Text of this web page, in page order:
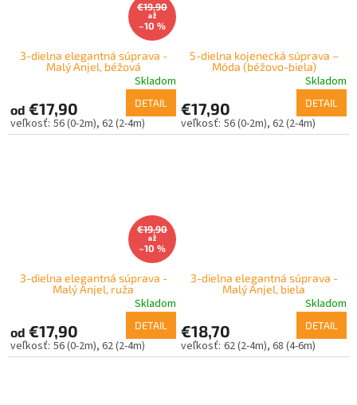
€19,90
až
–10 %
3-dielna elegantná súprava -
Malý Anjel, béžová
Skladom
od €17,90 DETAIL
56 (0-2m) 62 (2-4m)
5-dielna kojenecká súprava –
Móda (béžovo-biela)
Skladom
€17,90 DETAIL
56 (0-2m) 62 (2-4m)
€19,90
až
–10 %
3-dielna elegantná súprava -
Malý Anjel, ruža
Skladom
od €17,90 DETAIL
56 (0-2m) 62 (2-4m)
3-dielna elegantná súprava -
Malý Anjel, biela
Skladom
€18,70 DETAIL
62 (2-4m) 68 (4-6m)